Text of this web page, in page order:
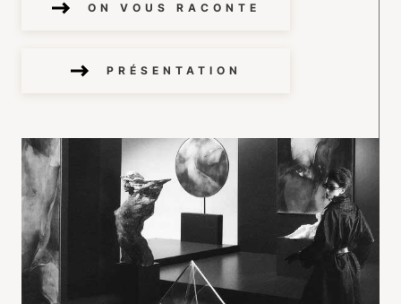
ON VOUS RACONTE
PRÉSENTATION